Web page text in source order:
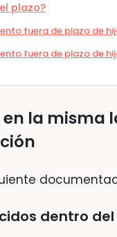
plazo?
fuera de plazo de
fuera de plazo de
la misma
dentro